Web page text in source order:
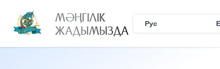
МӘҢГІЛІК
ЖАДЫМЫЗДА Рус